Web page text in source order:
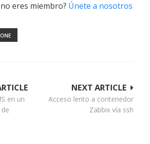
eres miembro? Únete a nosotros
NEXT ARTICLE
Acceso lento a contenedor
Zabbix vía ssh
en un